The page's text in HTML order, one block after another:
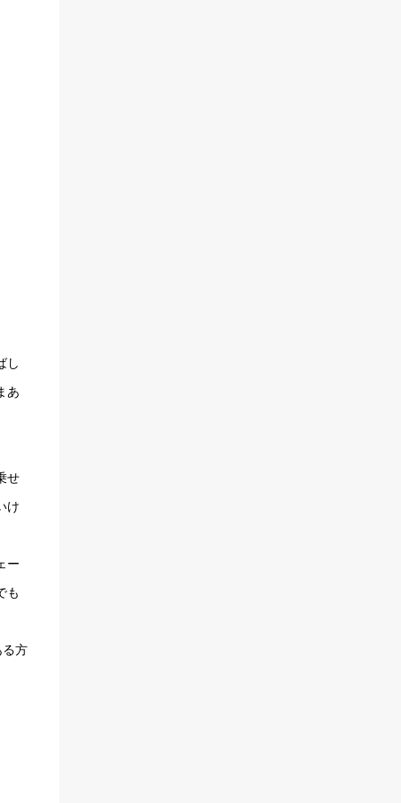
し
あ
せ
け
ー
も
方